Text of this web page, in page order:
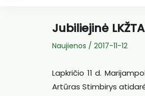
Jubiliejinė
Naujienos / 2017-11-12
Lapkričio 11 d.
Artūras Stimbirys